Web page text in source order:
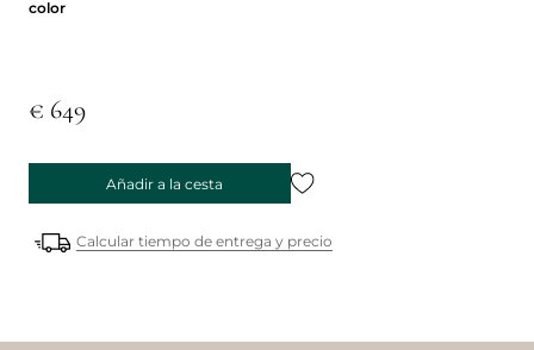
color
€ 649
Añadir a la cesta
Calcular tiempo de entrega y precio